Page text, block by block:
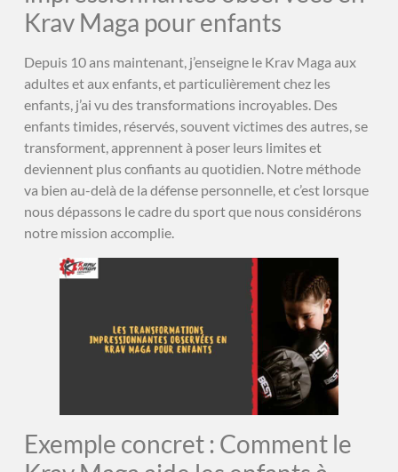
Krav Maga pour enfants
Depuis 10 ans maintenant, j’enseigne le Krav Maga aux
adultes et aux enfants, et particulièrement chez les
enfants, j’ai vu des transformations incroyables. Des
enfants timides, réservés, souvent victimes des autres, se
transforment, apprennent à poser leurs limites et
deviennent plus confiants au quotidien. Notre méthode
va bien au-delà de la défense personnelle, et c’est lorsque
nous dépassons le cadre du sport que nous considérons
notre mission accomplie.
Exemple concret : Comment le